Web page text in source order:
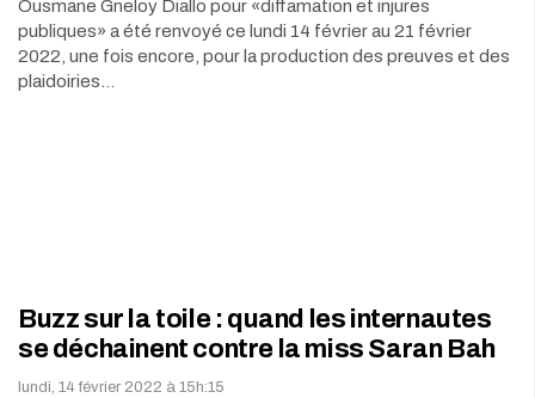
Ousmane Gneloy Diallo pour «diffamation et injures
publiques» a été renvoyé ce lundi 14 février au 21 février
2022, une fois encore, pour la production des preuves et des
plaidoiries…
Buzz sur la toile : quand les internautes
se déchainent contre la miss Saran Bah
lundi, 14 février 2022 à 15h:15